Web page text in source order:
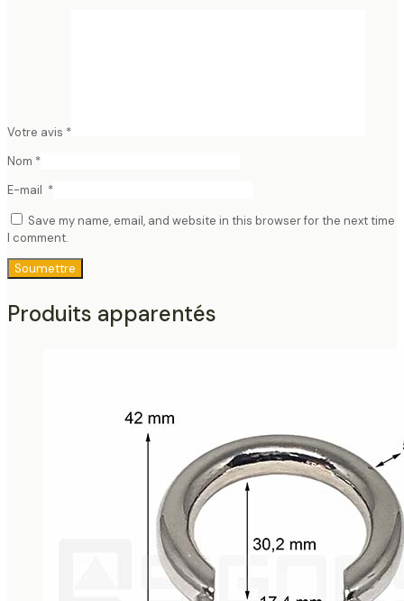
Votre avis *
Nom *
E-mail *
Save my name, email, and website in this browser for the next time
I comment.
Produits apparentés